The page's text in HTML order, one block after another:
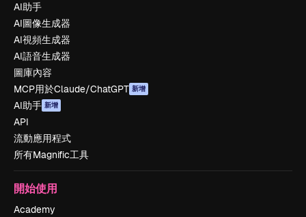
AI助手
AI圖像生成器
AI視頻生成器
AI語音生成器
圖庫內容
MCP用於Claude/ChatGPT 新增
AI助手 新增
API
流動應用程式
所有Magnific工具
開始使用
Academy